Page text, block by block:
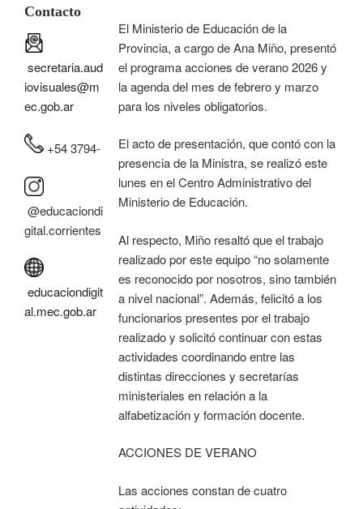
El Ministerio de Educación de la
Provincia, a cargo de Ana Miño, presentó
el programa acciones de verano 2026 y
la agenda del mes de febrero y marzo
para los niveles obligatorios.
El acto de presentación, que contó con la
presencia de la Ministra, se realizó este
lunes en el Centro Administrativo del
Ministerio de Educación.
Al respecto, Miño resaltó que el trabajo
realizado por este equipo “no solamente
es reconocido por nosotros, sino también
a nivel nacional”. Además, felicitó a los
funcionarios presentes por el trabajo
realizado y solicitó continuar con estas
actividades coordinando entre las
distintas direcciones y secretarías
ministeriales en relación a la
alfabetización y formación docente.
ACCIONES DE VERANO
Las acciones constan de cuatro
Contacto
secretaria.aud
iovisuales@m
ec.gob.ar
+54 3794-
@educaciondi
gital.corrientes
educaciondigit
al.mec.gob.ar